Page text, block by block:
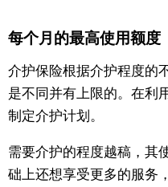
每个月的最高使用额度
介护保险根据介护程度的
是不同并有上限的。在利
制定介护计划。
需要介护的程度越稿，其
础上还想享受更多的服务